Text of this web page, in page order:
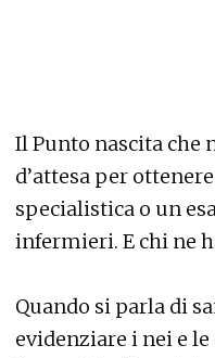
Il Punto nascita che
d’attesa per
specialistica o un
infermieri. E chi ne
Quando si parla di
evidenziare i nei e